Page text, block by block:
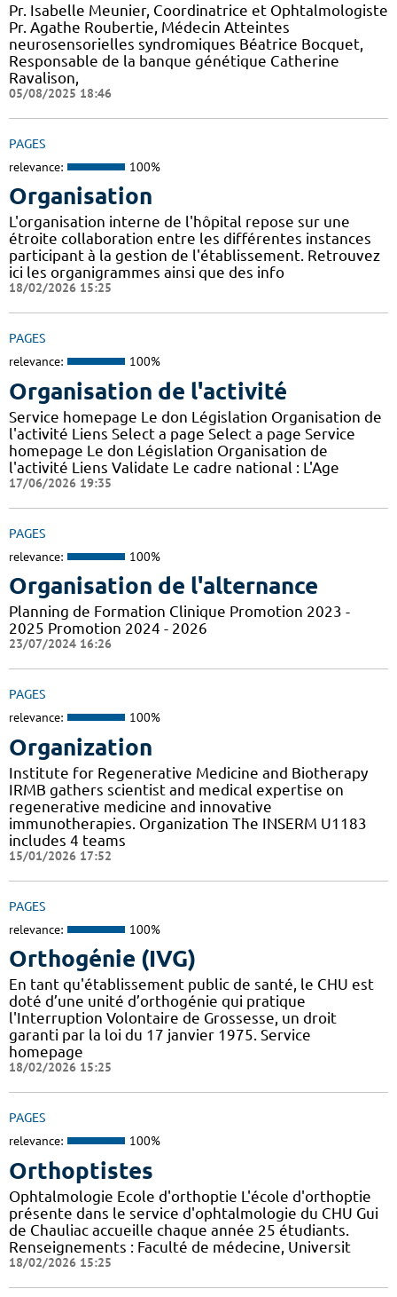
Pr. Isabelle Meunier, Coordinatrice et Ophtalmologiste
Pr. Agathe Roubertie, Médecin Atteintes
neurosensorielles syndromiques Béatrice Bocquet,
Responsable de la banque génétique Catherine
Ravalison,
05/08/2025 18:46
PAGES
relevance: 100%
Organisation
L'organisation interne de l'hôpital repose sur une
étroite collaboration entre les différentes instances
participant à la gestion de l'établissement. Retrouvez
ici les organigrammes ainsi que des info
18/02/2026 15:25
PAGES
relevance: 100%
Organisation de l'activité
Service homepage Le don Législation Organisation de
l'activité Liens Select a page Select a page Service
homepage Le don Législation Organisation de
l'activité Liens Validate Le cadre national : L'Age
17/06/2026 19:35
PAGES
relevance: 100%
Organisation de l'alternance
Planning de Formation Clinique Promotion 2023 -
2025 Promotion 2024 - 2026
23/07/2024 16:26
PAGES
relevance: 100%
Organization
Institute for Regenerative Medicine and Biotherapy
IRMB gathers scientist and medical expertise on
regenerative medicine and innovative
immunotherapies. Organization The INSERM U1183
includes 4 teams
15/01/2026 17:52
PAGES
relevance: 100%
Orthogénie (IVG)
En tant qu'établissement public de santé, le CHU est
doté d’une unité d’orthogénie qui pratique
l'Interruption Volontaire de Grossesse, un droit
garanti par la loi du 17 janvier 1975. Service
homepage
18/02/2026 15:25
PAGES
relevance: 100%
Orthoptistes
Ophtalmologie Ecole d'orthoptie L'école d'orthoptie
présente dans le service d'ophtalmologie du CHU Gui
de Chauliac accueille chaque année 25 étudiants.
Renseignements : Faculté de médecine, Universit
18/02/2026 15:25